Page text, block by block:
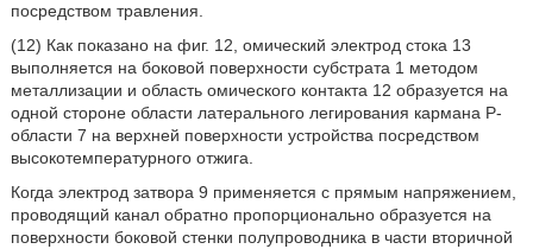
посредством травления.
(12) Как показано на фиг. 12, омический электрод стока 13
выполняется на боковой поверхности субстрата 1 методом
металлизации и область омического контакта 12 образуется на
одной стороне области латерального легирования кармана Р-
области 7 на верхней поверхности устройства посредством
высокотемпературного отжига.
Когда электрод затвора 9 применяется с прямым напряжением,
проводящий канал обратно пропорционально образуется на
поверхности боковой стенки полупроводника в части вторичной